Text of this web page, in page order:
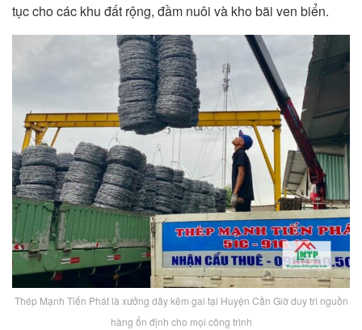
tục cho các khu đất rộng, đầm nuôi và kho bãi ven biển.
Thép Mạnh Tiến Phát là xưởng dây kẽm gai tại Huyện Cần Giờ duy trì nguồn
hàng ổn định cho mọi công trình